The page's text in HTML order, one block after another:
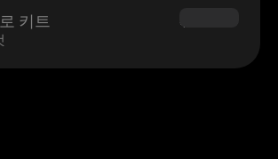
키트 $180.00